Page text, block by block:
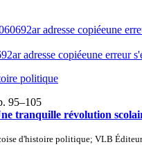
adresse copiéeune
adresse copiéeune erreur
politique
95–105
tranquille révolution
d'histoire politique; VLB